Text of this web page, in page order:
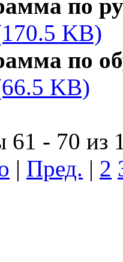
по
KB)
по
KB)
- 70 из
| Пред. | 2